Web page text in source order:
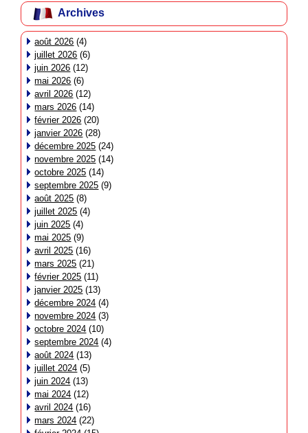
Archives
août 2026 (4)
juillet 2026 (6)
juin 2026 (12)
mai 2026 (6)
avril 2026 (12)
mars 2026 (14)
février 2026 (20)
janvier 2026 (28)
décembre 2025 (24)
novembre 2025 (14)
octobre 2025 (14)
septembre 2025 (9)
août 2025 (8)
juillet 2025 (4)
juin 2025 (4)
mai 2025 (9)
avril 2025 (16)
mars 2025 (21)
février 2025 (11)
janvier 2025 (13)
décembre 2024 (4)
novembre 2024 (3)
octobre 2024 (10)
septembre 2024 (4)
août 2024 (13)
juillet 2024 (5)
juin 2024 (13)
mai 2024 (12)
avril 2024 (16)
mars 2024 (22)